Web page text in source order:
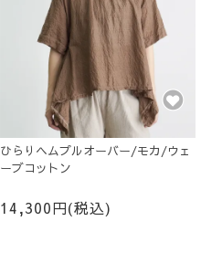
ひらりヘムプルオーバー/モカ/ウェ
ーブコットン
14,300円(税込)